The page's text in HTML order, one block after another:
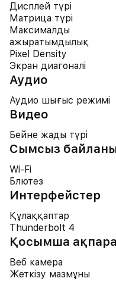
Дисплей түрі
Матрица түрі
Максималды
ажыратымдылық
Pixel Density
Экран диагоналі
Аудио
Аудио шығыс режимі
Видео
Бейне жады түрі
Сымсыз
Wi-Fi
Блютез
Интерфейстер
Құлаққаптар
Thunderbolt 4
Қосымша
Веб камера
Жеткізу мазмұны